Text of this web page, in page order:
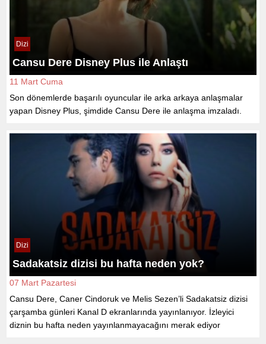
Dizi
Cansu Dere Disney Plus ile Anlaştı
11 Mart Cuma
Son dönemlerde başarılı oyuncular ile arka arkaya anlaşmalar
yapan Disney Plus, şimdide Cansu Dere ile anlaşma imzaladı.
Dizi
Sadakatsiz dizisi bu hafta neden yok?
07 Mart Pazartesi
Cansu Dere, Caner Cindoruk ve Melis Sezen’li Sadakatsiz dizisi
çarşamba günleri Kanal D ekranlarında yayınlanıyor. İzleyici
diznin bu hafta neden yayınlanmayacağını merak ediyor